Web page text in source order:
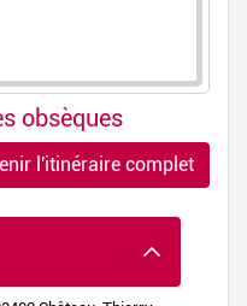
obsèques
l'itinéraire complet